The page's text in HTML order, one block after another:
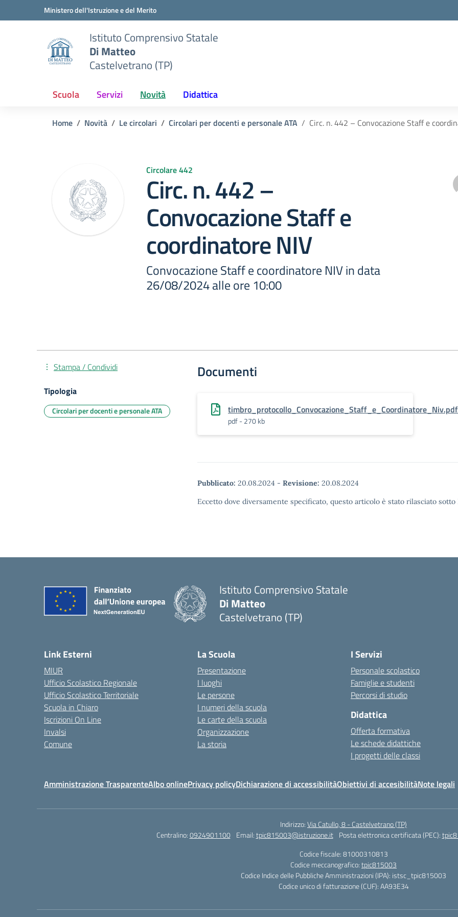
Vai ai contenuti
Vai al menu di navigazioneMinistero dell'Istruzione e del Merito
Istituto Comprensivo Statale
Di Matteo
Castelvetrano (TP)
Scuola Servizi Novità Didattica
Home Novità Le circolari Circolari per docenti e personale ATA Circ. n. 442 – Convocazione Staff e
Circolare 442
Circ. n. 442 –
Convocazione Staff e
coordinatore NIV
Convocazione Staff e coordinatore NIV in data
26/08/2024 alle ore 10:00
Documenti
pdf - 270 kb
Pubblicato: 20.08.2024 - Revisione: 20.08.2024
Eccetto dove diversamente specificato, questo articolo è stato rilasciato
Stampa / Condividi
Tipologia
Circolari per docenti e personale ATA
Istituto Comprensivo Statale
Di Matteo
Castelvetrano (TP)
Link Esterni
MIUR
Ufficio Scolastico Regionale
Ufficio Scolastico Territoriale
Scuola in Chiaro
Iscrizioni On Line
Invalsi
Comune
La Scuola
Presentazione
I luoghi
Le persone
I numeri della scuola
Le carte della scuola
Organizzazione
La storia
I Servizi
Personale scolastico
Famiglie e studenti
Percorsi di studio
Didattica
Offerta formativa
Le schede didattiche
I progetti delle classi
Amministrazione TrasparenteAlbo onlinePrivacy policyDichiarazione di accessibilitàObiettivi di accesibilitàNote legali
Indirizzo:Via Catullo, 8 - Castelvetrano (TP)
Centralino:0924901100 Email:tpic815003@istruzione.it Posta elettronica certificata (PEC):
Codice fiscale: 81000310813
Codice meccanografico:tpic815003
Codice Indice delle Pubbliche Amministrazioni (IPA): istsc_tpic815003
Codice unico di fatturazione (CUF): AA93E34